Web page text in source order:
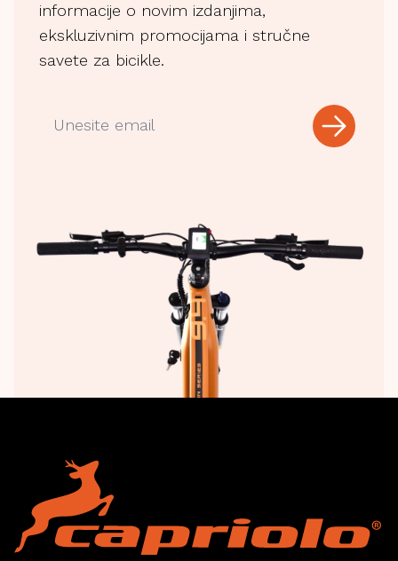
informacije o novim izdanjima,
ekskluzivnim promocijama i stručne
savete za bicikle.